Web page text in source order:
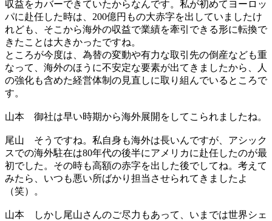
収益をカバーできていたからなんです。私が初めてヨーロッ
パに赴任した時は、200億円もの大赤字を出していましたけ
れども、そこから海外の収益で業績を牽引できる形に転換で
きたことは大きかったですね。
ところが今度は、為替の変動や有力な取引先の倒産なども重
なって、海外のほうに不安定な要素が出てきましたから、人
の強化も含めた経営体制の見直しに取り組んでいるところで
す。
山本 御社は早い時期から海外展開をしてこられましたね。
尾山 そうですね。私自身も海外は長いんですが、アシック
スでの海外駐在は80年代の後半にアメリカに赴任したのが最
初でした。その時も高額の赤字を出した後でしてね。考えて
みたら、いつも悪い所ばかり担当させられてきましたよ
（笑）。
山本 しかし尾山さんのご尽力もあって、いまでは世界シェ